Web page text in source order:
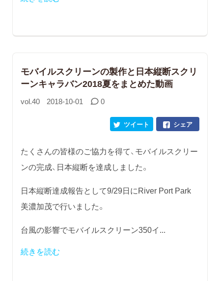
モバイルスクリーンの製作と日本縦断スクリ
ーンキャラバン2018夏をまとめた動画
vol.40 2018-10-01 0
シェア
ツイート
たくさんの皆様のご協力を得て、モバイルスクリー
ンの完成、日本縦断を達成しました。
日本縦断達成報告として9/29日にRiver Port Park
美濃加茂で行いました。
台風の影響でモバイルスクリーン350イ...
続きを読む